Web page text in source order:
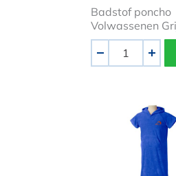
Badstof poncho
Volwassenen
+
Poncho